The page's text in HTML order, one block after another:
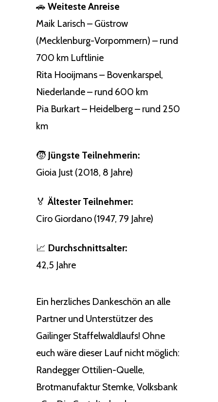
🚗 Weiteste Anreise
Maik Larisch – Güstrow
(Mecklenburg-Vorpommern) – rund
700 km Luftlinie
Rita Hooijmans – Bovenkarspel,
Niederlande – rund 600 km
Pia Burkart – Heidelberg – rund 250
km
🧒 Jüngste Teilnehmerin:
Gioia Just (2018, 8 Jahre)
🏅 Ältester Teilnehmer:
Ciro Giordano (1947, 79 Jahre)
📈 Durchschnittsalter:
42,5 Jahre
Ein herzliches Dankeschön an alle
Partner und Unterstützer des
Gailinger Staffelwaldlaufs! Ohne
euch wäre dieser Lauf nicht möglich:
Randegger Ottilien-Quelle,
Brotmanufaktur Stemke, Volksbank